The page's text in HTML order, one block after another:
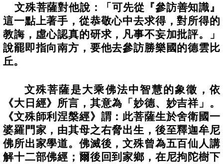
文殊菩薩對他說：「可先從『參訪善知識』
這一點上著手，從恭敬心中去求得，對所得的
教誨，虛心認真的研求，凡事不妄加批評。」
說罷即指向南方，要他去參訪勝樂國的德雲比
丘。
文殊菩薩是大乘佛法中智慧的象徵，依
《大日經》所言，其意為「妙德、妙吉祥」。
《文殊師利涅槃經》謂：此菩薩生於舍衛國一
婆羅門家，由其母之右脅出生，後至釋迦牟尼
佛所出家學道。佛滅後，文殊曾為五百仙人講
解十二部佛經；爾後回到家鄉，在尼拘陀樹下